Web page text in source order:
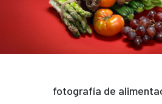
fotografía de